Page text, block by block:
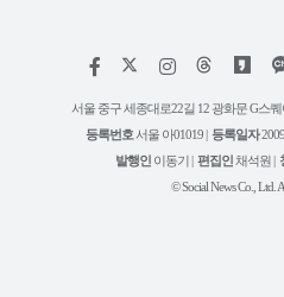
페
스
인
타
램
서울 중구 세종대로22길 12 광화문 G스
등록번호 서울 아01019 | 등록일자
발행인 이동기 | 편집인 채석원 |
© Social News Co., Ltd.